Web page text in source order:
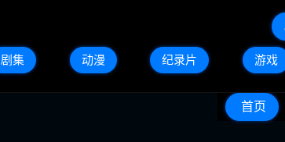
剧集 动漫 纪录片 游戏
首页